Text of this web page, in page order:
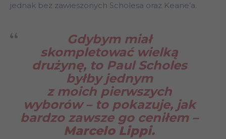
jednak bez zawieszonych Scholesa oraz Keane’a.
Gdybym miał
skompletować wielką
drużynę, to Paul Scholes
byłby jednym
z moich pierwszych
wyborów – to pokazuje, jak
bardzo zawsze go ceniłem –
Marcelo Lippi.